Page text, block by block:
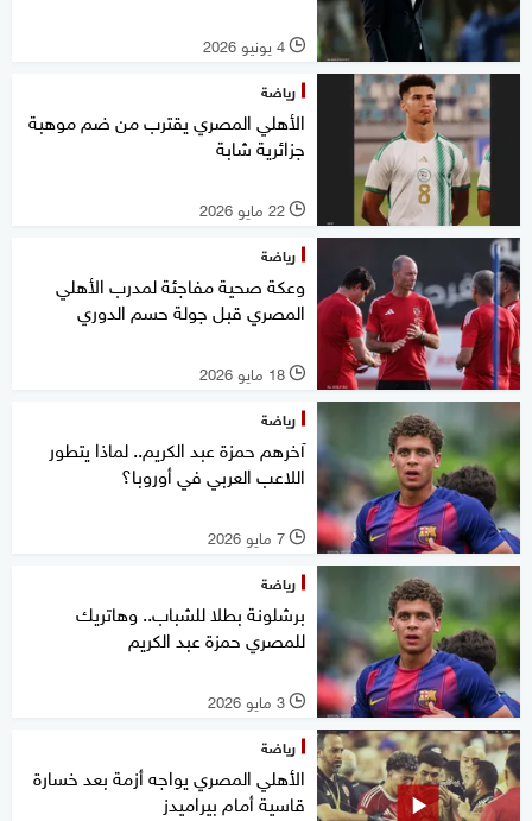
l 4 يونيو 2026
رياضة
الأهلي المصري يقترب من ضم موهبة
جزائرية شابة
l 22 مايو 2026
رياضة
وعكة صحية مفاجئة لمدرب الأهلي
المصري قبل جولة حسم الدوري
l 18 مايو 2026
رياضة
آخرهم حمزة عبد الكريم.. لماذا يتطور
اللاعب العربي في أوروبا؟
l 7 مايو 2026
رياضة
برشلونة بطلا للشباب.. وهاتريك
للمصري حمزة عبد الكريم
l 3 مايو 2026
رياضة
الأهلي المصري يواجه أزمة بعد خسارة
قاسية أمام بيراميدز